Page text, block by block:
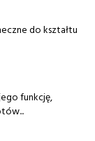
do kształtu
funkcję,